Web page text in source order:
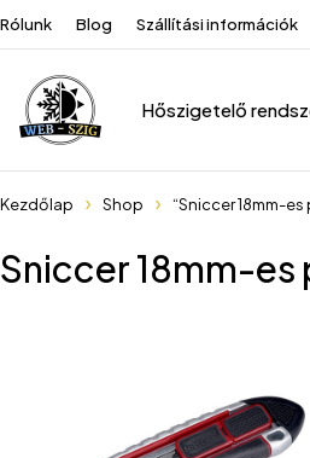
Rólunk Blog Szállítási információk
Hőszigetelő
Kezdőlap Shop “Sniccer 18mm-
Sniccer 18mm-es